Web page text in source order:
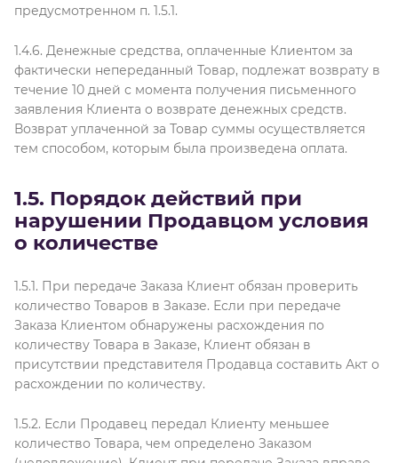
предусмотренном п. 1.5.1.
1.4.6. Денежные средства, оплаченные Клиентом за
фактически непереданный Товар, подлежат возврату в
течение 10 дней с момента получения письменного
заявления Клиента о возврате денежных средств.
Возврат уплаченной за Товар суммы осуществляется
тем способом, которым была произведена оплата.
1.5. Порядок действий при
нарушении Продавцом условия
о количестве
1.5.1. При передаче Заказа Клиент обязан проверить
количество Товаров в Заказе. Если при передаче
Заказа Клиентом обнаружены расхождения по
количеству Товара в Заказе, Клиент обязан в
присутствии представителя Продавца составить Акт о
расхождении по количеству.
1.5.2. Если Продавец передал Клиенту меньшее
количество Товара, чем определено Заказом